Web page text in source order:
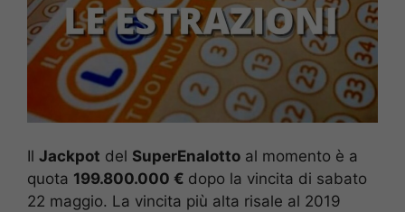
Il Jackpot del SuperEnalotto al momento è a
quota 199.800.000 € dopo la vincita di sabato
22 maggio. La vincita più alta risale al 2019